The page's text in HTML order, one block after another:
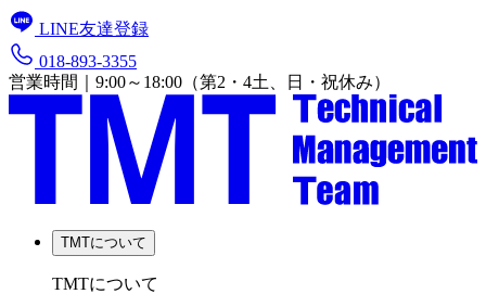
LINE友達登録
018-893-3355
営業時間｜9:00～18:00（第2・4土、日・祝休み）
TMTについて
TMTについて